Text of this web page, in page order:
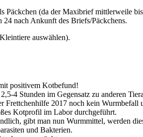
Päckchen (da der Maxibrief mittlerweile
nach Ankunft des Briefs/Päckchens.
auswählen).
positivem Kotbefund!
4 Stunden im Gegensatz zu anderen
Frettchenhilfe 2017 noch kein
Kotprofil im Labor durchgeführt.
gibt man nun Wurmmittel, werden
und Bakterien.